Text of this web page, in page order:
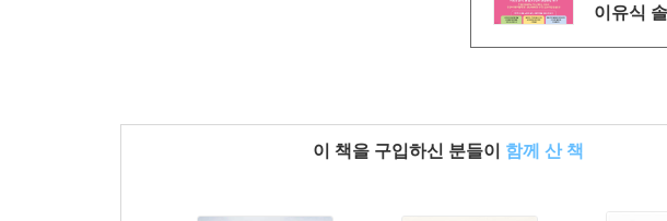
이유식
이 책을 구입하신 분들이 함께 산 책